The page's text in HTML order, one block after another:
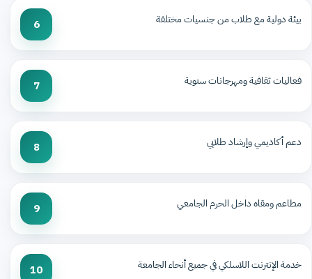
بيئة دولية مع طلاب من جنسيات مختلفة 6
فعاليات ثقافية ومهرجانات سنوية 7
دعم أكاديمي وإرشاد طلابي 8
مطاعم ومقاه داخل الحرم الجامعي 9
خدمة الإنترنت اللاسلكي في جميع أنحاء الجامعة 10